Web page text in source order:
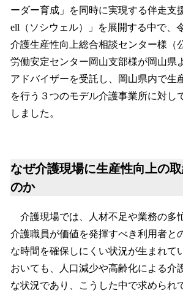
ーダー育成」を同時に実現する伴走支
ell（ソシウェル）」を展開する中で、
介護生産性向上総合相談センター様（
労働安定センター岡山支部様が岡山県
アドバイザーを受託し、岡山県内で生
を行う３つのモデル介護事業所に対し
しました。
なぜ介護現場に生産性向上の
のか
介護現場では、人材不足や業務の多
介護職員が価値を発揮すべき利用者と
な時間を確保しにくい状況が生まれて
おいても、人口減少や高齢化による介
な状況であり、こうした中で求められ